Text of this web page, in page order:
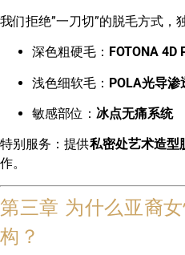
我们拒绝”一刀切”的脱毛方式，
深色粗硬毛： FOTONA 4D
浅色细软毛： POLA光导渗
敏感部位： 冰点无痛系统
特别服务：提供私密处艺术造型
作。
第三章 为什么亚裔
构？